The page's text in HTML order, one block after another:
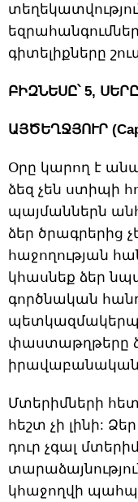
գիտելիքները
ԲԻԶՆԵՍԸ՝ 5,
ԱՅԾԵՂՋՅՈՒՐ
Օրը կարող է
ձեզ չեն ստիպի
պայմաններն
ձեր ծրագրերից
հաջողության
կհասնեք ձեր
գործնական
փաստաթղթերը
իրավաբանական
Մտերիմների
հեշտ չի լինի:
դուր չգալ
կհաջողվի